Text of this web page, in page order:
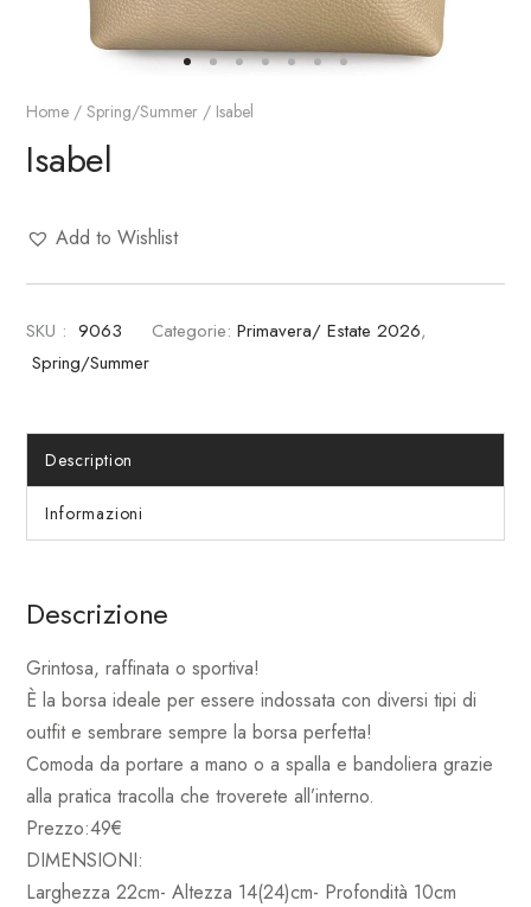
Home /Spring/summer / Isabel
Isabel
Add to Wishlist
SKU : 9063 Categorie: Primavera/ Estate 2026,
Spring/summer
Description
Informazioni
Descrizione
Grintosa, raffinata o sportiva!
È la borsa ideale per essere indossata con diversi tipi di
outfit e sembrare sempre la borsa perfetta!
Comoda da portare a mano o a spalla e bandoliera grazie
alla pratica tracolla che troverete all’interno.
Prezzo:49€
DIMENSIONI:
Larghezza 22cm- Altezza 14(24)cm- Profondità 10cm